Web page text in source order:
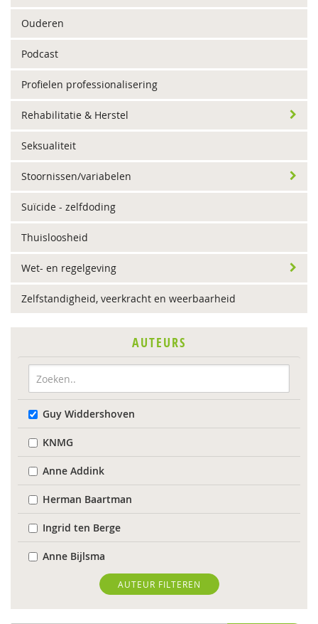
Ouderen
Podcast
Profielen professionalisering
Rehabilitatie & Herstel
Seksualiteit
Stoornissen/variabelen
Suïcide - zelfdoding
Thuisloosheid
Wet- en regelgeving
Zelfstandigheid, veerkracht en weerbaarheid
AUTEURS
Guy Widdershoven
KNMG
Anne Addink
Herman Baartman
Ingrid ten Berge
Anne Bijlsma
Nicole Brouwer
Mijntje ten Brummelaar
AUTEUR FILTEREN